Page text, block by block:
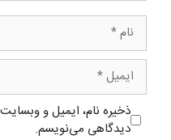
نام
ایمیل
ذخیره نام، ایمیل و
دیدگاهی می‌نویسم.